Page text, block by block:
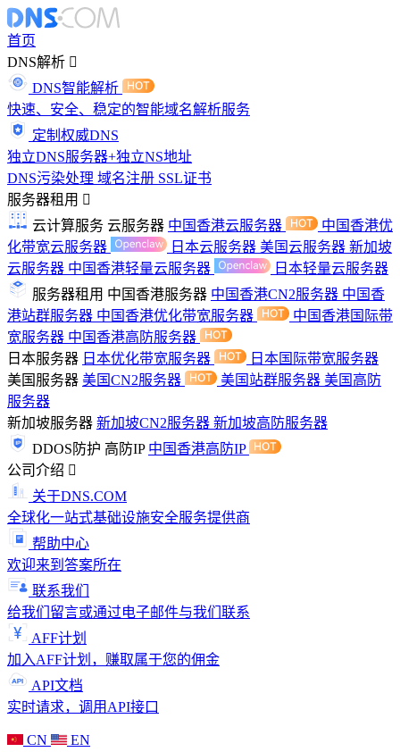
首页
DNS解析
DNS智能解析
快速、安全、稳定的智能域名解析服务
定制权威DNS
独立DNS服务器+独立NS地址
DNS污染处理 域名注册 SSL证书
服务器租用
云计算服务 云服务器 中国香港云服务器
中国香港优
化带宽云服务器
日本云服务器 美国云服务器 新加坡
云服务器 中国香港轻量云服务器
日本轻量云服务器
服务器租用 中国香港服务器 中国香港CN2服务器 中国香
港站群服务器 中国香港优化带宽服务器
中国香港国际带
宽服务器 中国香港高防服务器
日本服务器 日本优化带宽服务器
日本国际带宽服务器
美国服务器 美国CN2服务器 美国站群服务器 美国高防
服务器
新加坡服务器 新加坡CN2服务器 新加坡高防服务器
DDOS防护 高防IP 中国香港高防IP
公司介绍
关于DNS.COM
全球化一站式基础设施安全服务提供商
帮助中心
欢迎来到答案所在
联系我们
给我们留言或通过电子邮件与我们联系
AFF计划
加入AFF计划，赚取属于您的佣金
API文档
实时请求，调用API接口
CN
EN